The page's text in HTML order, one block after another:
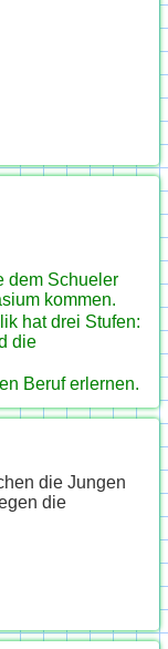
dem Schueler
kommen.
hat drei Stufen:
die
Beruf erlernen.
die Jungen
die